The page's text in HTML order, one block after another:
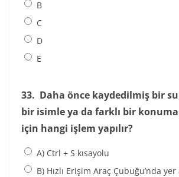
B
C
D
E
33. Daha önce kaydedilmiş bir
bir isimle ya da farklı bir
için hangi işlem yapılır?
A) Ctrl + S kısayolu
B) Hızlı Erişim Araç Çubuğu’nda